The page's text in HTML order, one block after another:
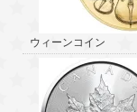
ウィーンコイン